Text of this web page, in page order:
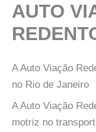
AUTO
A Auto Viação
no Rio de Janeiro
A Auto Viação
motriz no